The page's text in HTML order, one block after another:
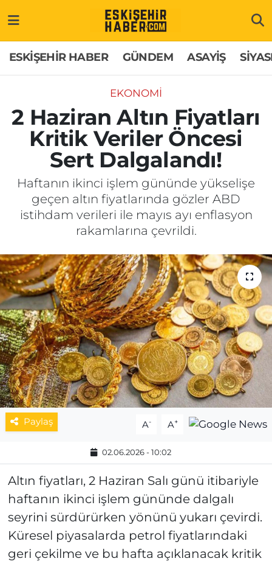
ESKİŞEHİR HABER GÜNDEM ASAYİŞ
EKONOMİ
2 Haziran Altın Fiyatları
Kritik Veriler Öncesi
Sert Dalgalandı!
Haftanın ikinci işlem gününde yükselişe
geçen altın fiyatlarında gözler ABD
istihdam verileri ile mayıs ayı enflasyon
rakamlarına çevrildi.
Paylaş A- A+
02.06.2026 - 10:02
Altın fiyatları, 2 Haziran Salı günü itibariyle
haftanın ikinci işlem gününde dalgalı
seyrini sürdürürken yönünü yukarı çevirdi.
Küresel piyasalarda petrol fiyatlarındaki
geri çekilme ve bu hafta açıklanacak kritik
GÜNDEM
ASAYİŞ
SİYASET
EKONOMİ
SAĞLIK
SPOR
MAGAZİN
ESKİŞEHİRSPOR
Hakkımızda
İletişim
Künye
Odunpazarı Trafik Yoğunluk Haritası
Süper Lig Puan Durumu ve Fikstür
Tüm Manşetler
Son Dakika Haberleri
Haber Arşivi